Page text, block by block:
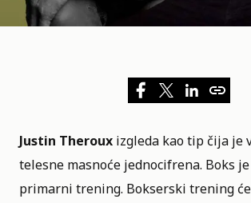
Justin Theroux izgleda kao tip čija je
telesne masnoće jednocifrena. Boks
primarni trening. Bokserski trening